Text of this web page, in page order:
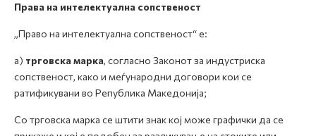
Права на интелектуална сопственост
„Право на интелектуална сопственост“ е:
а) трговска марка, согласно Законот за индустриска
сопственост, како и меѓународни договори кои се
ратификувани во Република Македонија;
Со трговска марка се штити знак кој може графички да се